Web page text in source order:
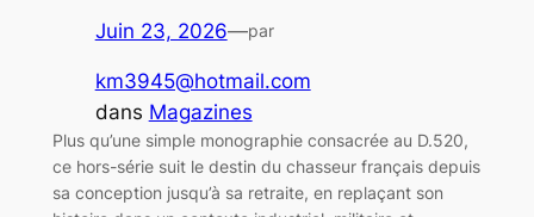
Juin 23, 2026—par
km3945@hotmail.com
dans Magazines
Plus qu’une simple monographie consacrée au D.520,
ce hors-série suit le destin du chasseur français depuis
sa conception jusqu’à sa retraite, en replaçant son